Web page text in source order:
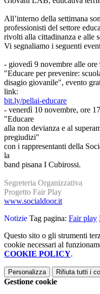
All’interno della settimana
professionisti del settore
rivolti alla cittadinanza e alle
Vi segnaliamo i seguenti
- giovedì 9 novembre alle
"Educare per prevenire:
disagio giovanile", evento
link:
bit.ly/pellai-educare
- venerdì 10 novembre, ore
"Educare
alla non devianza e al
pregiudizi"
con i rappresentanti della
la
band pisana I Cubirossi.
Segreteria Organizzativa
Progetto Fair Play
www.socialdoor.it
Notizie Tag pagina: Fair play
Questo sito o gli strumenti
cookie necessari al
COOKIE POLICY.
Personalizza Rifiuta tutti i
Gestione cookie